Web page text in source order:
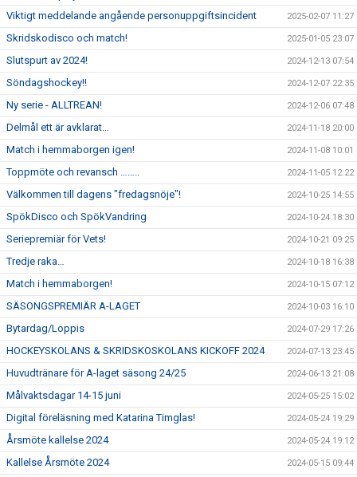
Viktigt meddelande angående personuppgiftsincident 2025-02-07 11:27
Skridskodisco och match! 2025-01-05 23:07
Slutspurt av 2024! 2024-12-13 07:54
Söndagshockey!! 2024-12-07 22:35
Ny serie - ALLTREAN! 2024-12-06 07:48
Delmål ett är avklarat… 2024-11-18 20:00
Match i hemmaborgen igen! 2024-11-08 10:01
Toppmöte och revansch …….. 2024-11-05 12:22
Välkommen till dagens "fredagsnöje"! 2024-10-25 14:55
SpökDisco och SpökVandring 2024-10-24 18:30
Seriepremiär för Vets! 2024-10-21 09:25
Tredje raka… 2024-10-18 16:38
Match i hemmaborgen! 2024-10-15 07:12
SÄSONGSPREMIÄR A-LAGET 2024-10-03 16:10
Bytardag/Loppis 2024-07-29 17:26
HOCKEYSKOLANS & SKRIDSKOSKOLANS KICKOFF 2024 2024-07-13 23:45
Huvudtränare för A-laget säsong 24/25 2024-06-13 21:08
Målvaktsdagar 14-15 juni 2024-05-25 15:02
Digital föreläsning med Katarina Timglas! 2024-05-24 19:29
Årsmöte kallelse 2024 2024-05-24 19:12
Kallelse Årsmöte 2024 2024-05-15 09:44